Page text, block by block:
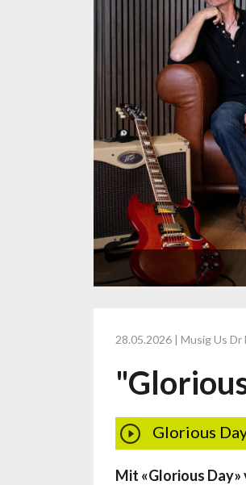
28.05.2026 | Musig Us Dr
Glorious
Mit «Glorious Day»